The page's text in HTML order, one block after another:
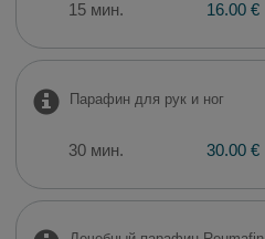
15 мин. 16.00 €
Парафин для рук и ног
30 мин. 30.00 €